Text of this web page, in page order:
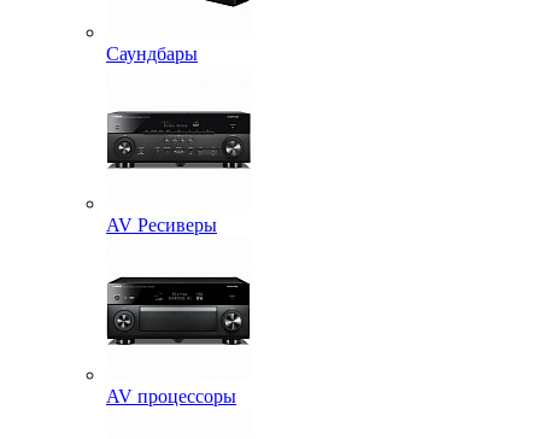
Саундбары
AV Ресиверы
AV процессоры